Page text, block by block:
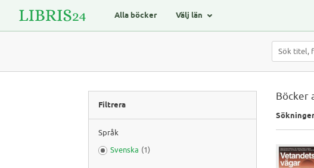
Alla böcker Välj län
Filtrera
Språk
Svenska (1)
Böcker